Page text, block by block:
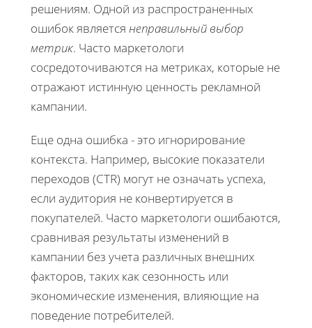
решениям. Одной из распространенных
ошибок является неправильный выбор
метрик. Часто маркетологи
сосредоточиваются на метриках, которые не
отражают истинную ценность рекламной
кампании.
Еще одна ошибка - это игнорирование
контекста. Например, высокие показатели
переходов (CTR) могут не означать успеха,
если аудитория не конвертируется в
покупателей. Часто маркетологи ошибаются,
сравнивая результаты изменений в
кампании без учета различных внешних
факторов, таких как сезонность или
экономические изменения, влияющие на
поведение потребителей.